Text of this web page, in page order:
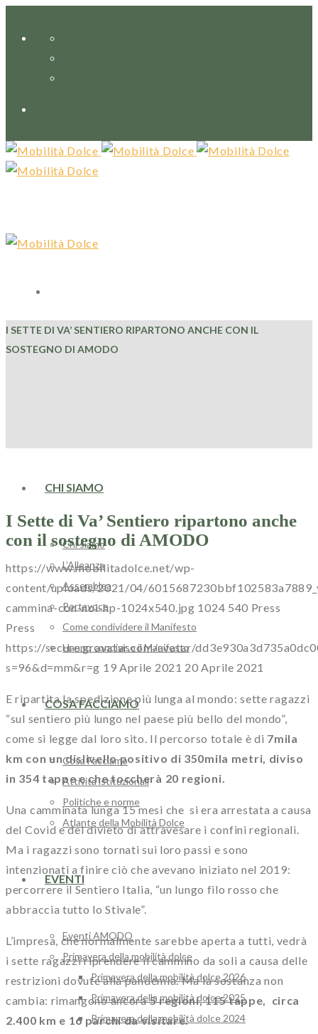
CHI SIAMO
Chi siamo
L’Alleanza
Assemblea
Portavoce
Come condividere il Manifesto
Hanno condiviso il Manifesto
COSA FACCIAMO
Cosa Facciamo
Attività istituzionali
Politiche e norme
Atlante della Mobilità Dolce
EVENTI
Eventi AMODO
Primavera della mobilità dolce
Primavera della mobilità dolce 2026
Primavera della mobilità dolce 2025
Primavera della mobilità dolce 2024
I SETTE DI VA’ SENTIERO RIPARTONO ANCHE CON IL
SOSTEGNO DI AMODO
I Sette di Va’ Sentiero ripartono anche
con il sostegno di AMODO
https://www.mobilitadolce.net/wp-
content/uploads/2021/04/
cammina-con-noi-hp-1024x540.jpg 1024 540 Press
Press
https://secure.gravatar.com/avatar/
s=96&d=mm&r=g 19 Aprile 2021 20 Aprile 2021
E ripartita la spedizione più lunga al mondo: sette ragazzi
“sul sentiero più lungo nel paese più bello del mondo”,
come si legge dal loro sito. Il percorso totale è di 7mila
km con un dislivello positivo di 350mila metri, diviso
in 354 tappe e che toccherà 20 regioni.
Una camminata lunga 15 mesi che si era arrestata a causa
del Covid e del divieto di attravesare i confini regionali.
Ma i ragazzi sono tornati sui loro passi e sono
intenzionati a finire ciò che avevano iniziato nel 2019:
percorrere il Sentiero Italia, “un lungo filo rosso che
abbraccia tutto lo Stivale”.
L’impresa, che normalmente sarebbe aperta a tutti, vedrà
i sette ragazzi riprendere il cammino da soli a causa delle
restrizioni dovute alla pandemia. Ma la sostanza non
cambia: rimangono ancora5 regioni, 115 tappe, circa
2.400 km e 16 parchi da visitare.